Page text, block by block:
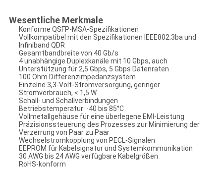
Wesentliche Merkmale
Konforme QSFP-MSA-Spezifikationen
Vollkompatibel mit den Spezifikationen IEEE802.3ba und
Infiniband QDR
Gesamtbandbreite von 40 Gb/s
4 unabhängige Duplexkanäle mit 10 Gbps, auch
Unterstützung für 2,5 Gbps, 5 Gbps Datenraten
100 Ohm Differenzimpedanzsystem
Einzelne 3,3-Volt-Stromversorgung, geringer
Stromverbrauch, < 1,5 W
Schall- und Schallverbindungen
Betriebstemperatur: -40 bis 85°C
Vollmetallgehäuse für eine überlegene EMI-Leistung
Präzisionssteuerung des Prozesses zur Minimierung der
Verzerrung von Paar zu Paar
Wechselstromkopplung von PECL-Signalen
EEPROM für Kabelsignatur und Systemkommunikation
30 AWG bis 24 AWG verfügbare Kabelgrößen
RoHS-konform